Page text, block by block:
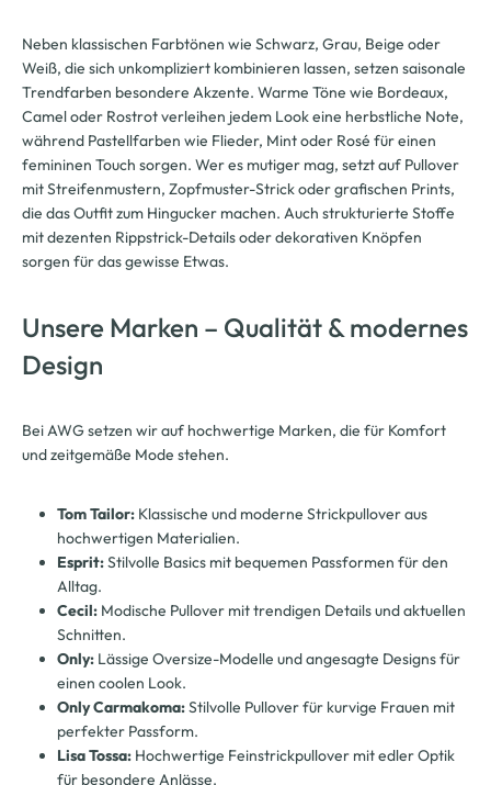
Neben klassischen Farbtönen wie Schwarz, Grau, Beige oder
Weiß, die sich unkompliziert kombinieren lassen, setzen saisonale
Trendfarben besondere Akzente. Warme Töne wie Bordeaux,
Camel oder Rostrot verleihen jedem Look eine herbstliche Note,
während Pastellfarben wie Flieder, Mint oder Rosé für einen
femininen Touch sorgen. Wer es mutiger mag, setzt auf Pullover
mit Streifenmustern, Zopfmuster-Strick oder grafischen Prints,
die das Outfit zum Hingucker machen. Auch strukturierte Stoffe
mit dezenten Rippstrick-Details oder dekorativen Knöpfen
sorgen für das gewisse Etwas.
Unsere Marken – Qualität & modernes
Design
Bei AWG setzen wir auf hochwertige Marken, die für Komfort
und zeitgemäße Mode stehen.
Tom Tailor: Klassische und moderne Strickpullover aus
hochwertigen Materialien.
Esprit:Stilvolle Basics mit bequemen Passformen für den
Alltag.
Cecil: Modische Pullover mit trendigen Details und aktuellen
Schnitten.
Only: Lässige Oversize-Modelle und angesagte Designs für
einen coolen Look.
Only Carmakoma:Stilvolle Pullover für kurvige Frauen mit
perfekter Passform.
Lisa Tossa: Hochwertige Feinstrickpullover mit edler Optik
für besondere Anlässe.